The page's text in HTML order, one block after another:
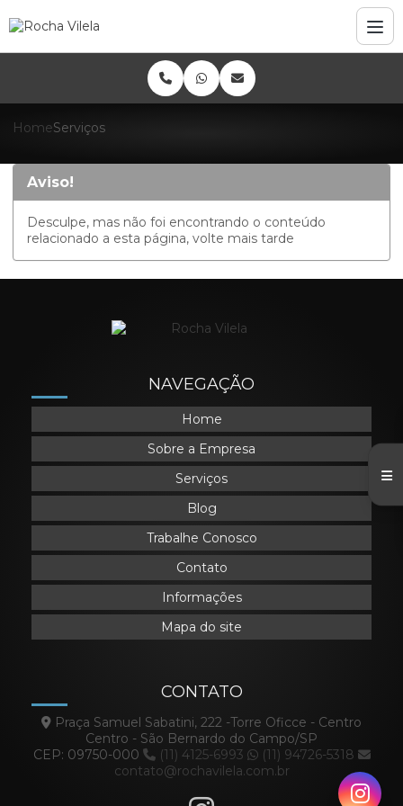
HomeServiços
Aviso!
Desculpe, mas não foi encontrando o conteúdo
relacionado a esta página, volte mais tarde
NAVEGAÇÃO
Home
Sobre a Empresa
Serviços
Blog
Trabalhe Conosco
Contato
Informações
Mapa do site
CONTATO
Praça Samuel Sabatini, 222 -Torre Oficce - Centro
Centro - São Bernardo do Campo/SP
CEP: 09750-000
(11) 4125-6993
(11) 94726-5318
contato@rochavilela.com.br